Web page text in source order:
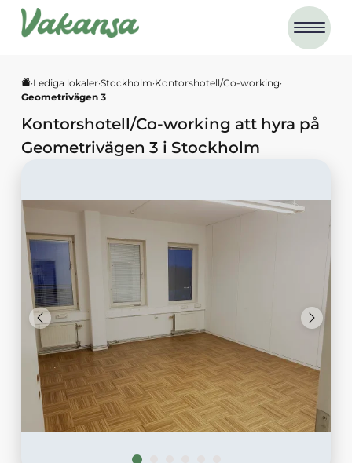
·Lediga lokaler·Stockholm·Kontorshotell/Co-working·
Geometrivägen 3
Kontorshotell/Co-working att hyra på
Geometrivägen 3 i Stockholm